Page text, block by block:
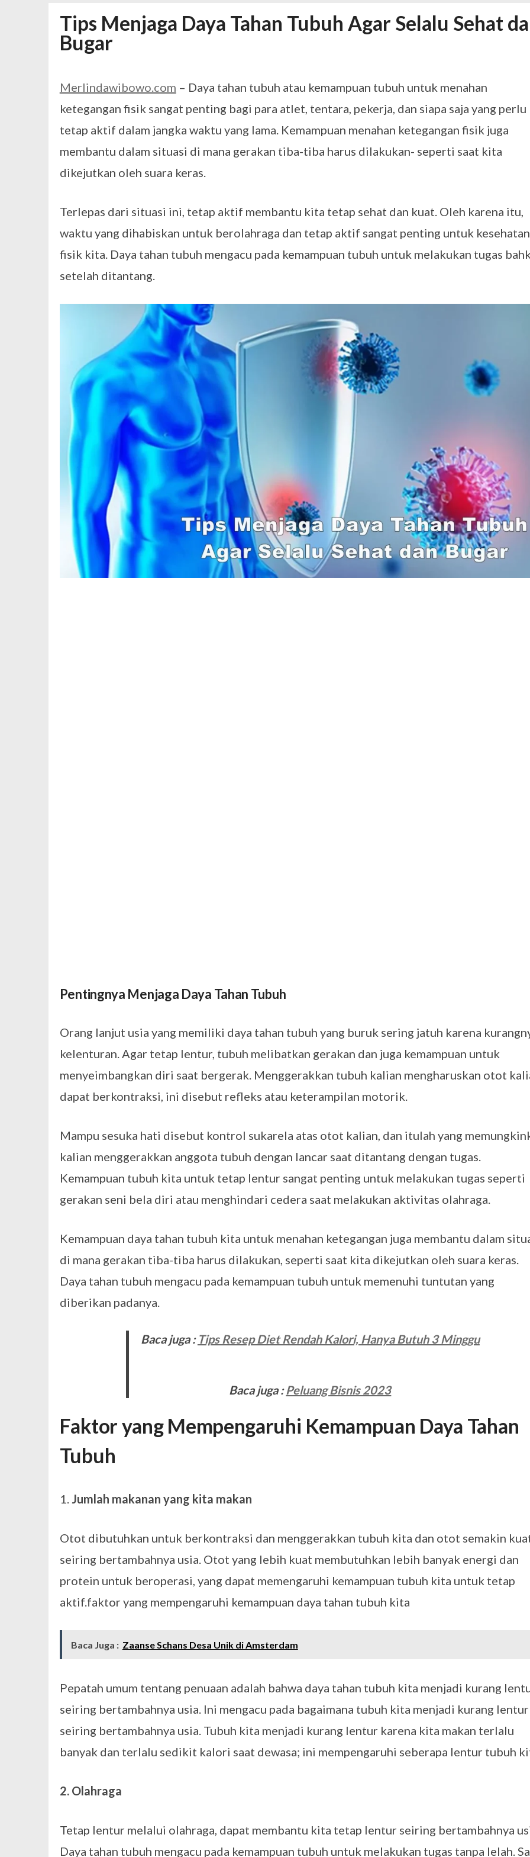
Spesial Promo Toyota Nasmoco: Wujudkan Mobil Impian Anda Sekarang MARET 29, 2026
Mengapa Pendapatan AdSense Kecil? Ini Penyebab dan Solusinya
Daftar Aplikasi Saham Resmi Terdaftar OJK untuk Investasi Aman APRIL 4, 2026
Tips Menjaga Daya Tahan Tubuh Agar Selalu Sehat
Bugar
Merlindawibowo.com – Daya tahan tubuh atau kemampuan tubuh untuk menahan
ketegangan fisik sangat penting bagi para atlet, tentara, pekerja, dan siapa saja yang perlu
tetap aktif dalam jangka waktu yang lama. Kemampuan menahan ketegangan fisik juga
membantu dalam situasi di mana gerakan tiba-tiba harus dilakukan- seperti saat kita
dikejutkan oleh suara keras.
Terlepas dari situasi ini, tetap aktif membantu kita tetap sehat dan kuat. Oleh karena itu,
waktu yang dihabiskan untuk berolahraga dan tetap aktif sangat penting untuk kesehatan
fisik kita. Daya tahan tubuh mengacu pada kemampuan tubuh untuk melakukan tugas
setelah ditantang.
Pentingnya Menjaga Daya Tahan Tubuh
Orang lanjut usia yang memiliki daya tahan tubuh yang buruk sering jatuh karena
kelenturan. Agar tetap lentur, tubuh melibatkan gerakan dan juga kemampuan untuk
menyeimbangkan diri saat bergerak. Menggerakkan tubuh kalian mengharuskan otot
dapat berkontraksi, ini disebut refleks atau keterampilan motorik.
Mampu sesuka hati disebut kontrol sukarela atas otot kalian, dan itulah yang
kalian menggerakkan anggota tubuh dengan lancar saat ditantang dengan tugas.
Kemampuan tubuh kita untuk tetap lentur sangat penting untuk melakukan tugas seperti
gerakan seni bela diri atau menghindari cedera saat melakukan aktivitas olahraga.
Kemampuan daya tahan tubuh kita untuk menahan ketegangan juga membantu dalam
di mana gerakan tiba-tiba harus dilakukan, seperti saat kita dikejutkan oleh suara keras.
Daya tahan tubuh mengacu pada kemampuan tubuh untuk memenuhi tuntutan yang
diberikan padanya.
Baca juga : Tips Resep Diet Rendah Kalori, Hanya Butuh 3 Minggu
Baca juga :Peluang Bisnis 2023
Faktor yang Mempengaruhi Kemampuan Daya Tahan
Tubuh
1. Jumlah makanan yang kita makan
Otot dibutuhkan untuk berkontraksi dan menggerakkan tubuh kita dan otot semakin
seiring bertambahnya usia. Otot yang lebih kuat membutuhkan lebih banyak energi dan
protein untuk beroperasi, yang dapat memengaruhi kemampuan tubuh kita untuk tetap
aktif.faktor yang mempengaruhi kemampuan daya tahan tubuh kita
Baca Juga : Zaanse Schans Desa Unik di Amsterdam
Pepatah umum tentang penuaan adalah bahwa daya tahan tubuh kita menjadi kurang
seiring bertambahnya usia. Ini mengacu pada bagaimana tubuh kita menjadi kurang lentur
seiring bertambahnya usia. Tubuh kita menjadi kurang lentur karena kita makan terlalu
banyak dan terlalu sedikit kalori saat dewasa; ini mempengaruhi seberapa lentur tubuh
2. Olahraga
Tetap lentur melalui olahraga, dapat membantu kita tetap lentur seiring bertambahnya
Daya tahan tubuh mengacu pada kemampuan tubuh untuk melakukan tugas tanpa lelah.